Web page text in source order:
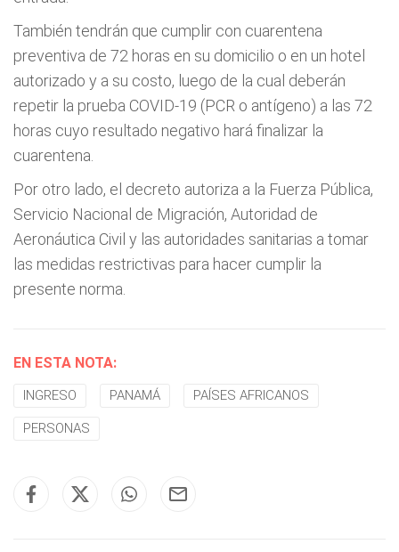
También tendrán que cumplir con cuarentena
preventiva de 72 horas en su domicilio o en un hotel
autorizado y a su costo, luego de la cual deberán
repetir la prueba COVID-19 (PCR o antígeno) a las 72
horas cuyo resultado negativo hará finalizar la
cuarentena.
Por otro lado, el decreto autoriza a la Fuerza Pública,
Servicio Nacional de Migración, Autoridad de
Aeronáutica Civil y las autoridades sanitarias a tomar
las medidas restrictivas para hacer cumplir la
presente norma.
EN ESTA NOTA:
INGRESO PANAMÁ PAÍSES AFRICANOS
PERSONAS